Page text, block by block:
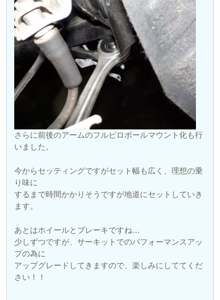
さらに前後のアームのフルピロボールマウント化も行
いました。
今からセッティングですがセット幅も広く、理想の乗
り味に
するまで時間かかりそうですが地道にセットしていき
ます。
あとはホイールとブレーキですね…
少しずつですが、サーキットでのパフォーマンスアッ
プの為に
アップグレードしてきますので、楽しみにしててくだ
さい！！